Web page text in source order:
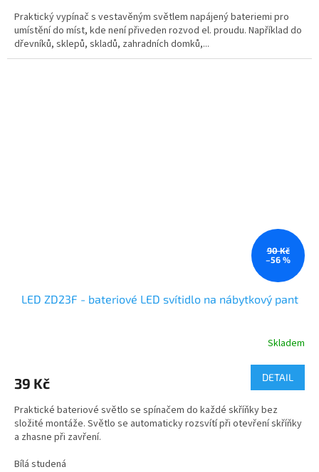
Praktický vypínač s vestavěným světlem napájený bateriemi pro
umístění do míst, kde není přiveden rozvod el. proudu. Například do
dřevníků, sklepů, skladů, zahradních domků,...
90 Kč
–56 %
LED ZD23F - bateriové LED svítidlo na nábytkový pant
Skladem
39 Kč DETAIL
Praktické bateriové světlo se spínačem do každé skříňky bez
složité montáže. Světlo se automaticky rozsvítí při otevření skříňky
a zhasne při zavření.
Bílá studená